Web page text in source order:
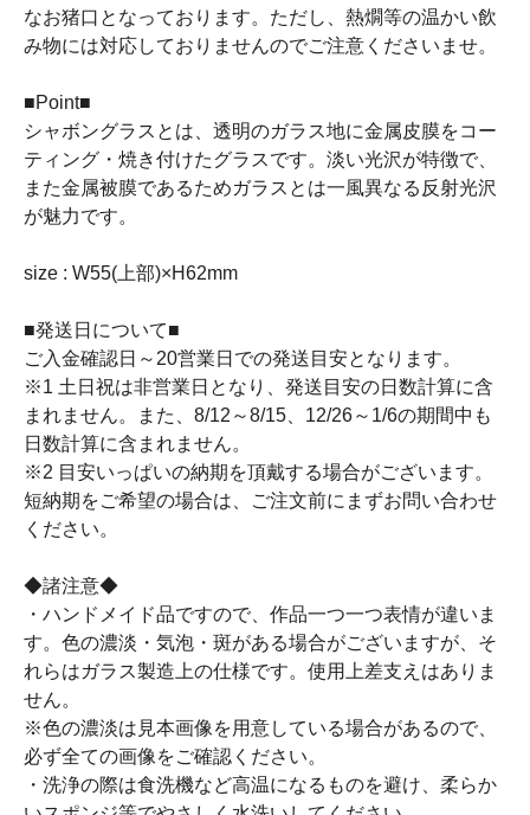
なお猪口となっております。ただし、熱燗等の温かい飲
み物には対応しておりませんのでご注意くださいませ。
■Point■
シャボングラスとは、透明のガラス地に金属皮膜をコー
ティング・焼き付けたグラスです。淡い光沢が特徴で、
また金属被膜であるためガラスとは一風異なる反射光沢
が魅力です。
size : W55(上部)×H62mm
■発送日について■
ご入金確認日～20営業日での発送目安となります。
※1 土日祝は非営業日となり、発送目安の日数計算に含
まれません。また、8/12～8/15、12/26～1/6の期間中も
日数計算に含まれません。
※2 目安いっぱいの納期を頂戴する場合がございます。
短納期をご希望の場合は、ご注文前にまずお問い合わせ
ください。
◆諸注意◆
・ハンドメイド品ですので、作品一つ一つ表情が違いま
す。色の濃淡・気泡・斑がある場合がございますが、そ
れらはガラス製造上の仕様です。使用上差支えはありま
せん。
※色の濃淡は見本画像を用意している場合があるので、
必ず全ての画像をご確認ください。
・洗浄の際は食洗機など高温になるものを避け、柔らか